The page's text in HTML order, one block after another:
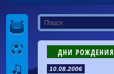
ДНИ РОЖДЕНИЯ
10.08.2006